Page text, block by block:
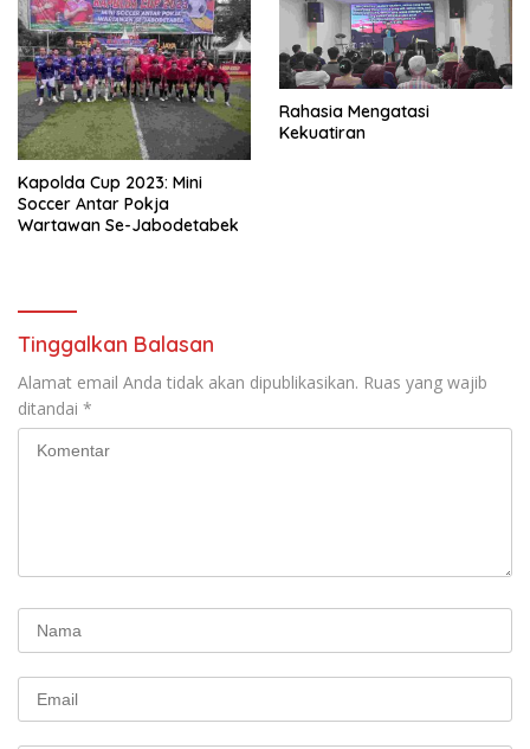
Kapolda Cup 2023: Mini
Soccer Antar Pokja
Wartawan Se-Jabodetabek
Rahasia Mengatasi
Kekuatiran
Tinggalkan Balasan
Alamat email Anda tidak akan dipublikasikan. Ruas yang wajib
ditandai *